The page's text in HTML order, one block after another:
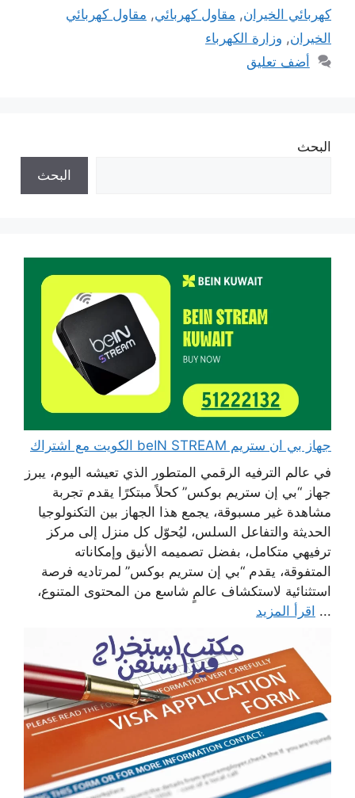
كهربائي الخيران, مقاول كهربائي, مقاول كهربائي
الخيران, وزارة الكهرباء
أضف تعليق
البحث
البحث
جهاز بي ان ستريم beIN STREAM الكويت مع اشتراك
في عالم الترفيه الرقمي المتطور الذي تعيشه اليوم، يبرز
جهاز “بي إن ستريم بوكس” كحلاً مبتكرًا يقدم تجربة
مشاهدة غير مسبوقة، يجمع هذا الجهاز بين التكنولوجيا
الحديثة والتفاعل السلس، ليُحوّل كل منزل إلى مركز
ترفيهي متكامل، بفضل تصميمه الأنيق وإمكاناته
المتفوقة، يقدم “بي إن ستريم بوكس” لمرتاديه فرصة
استثنائية لاستكشاف عالمٍ شاسع من المحتوى المتنوع،
... اقرأ المزيد